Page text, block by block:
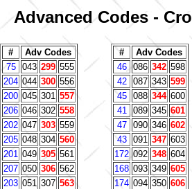
Advanced Codes -
#
Adv Codes
75
043 299 555
204 044 300 556
200 045 301 557
206 046 302 558
202 047 303 559
205 048 304 560
201 049 305 561
207 050 306 562
203 051 307 563
#
Adv Codes
46
086 342 598
42
087 343 599
45
088 344 600
41
089 345 601
47
090 346 602
43
091 347 603
172 092 348 604
168 093 349 605
174 094 350 606